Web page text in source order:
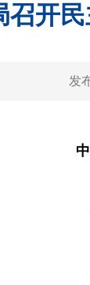
召开
发